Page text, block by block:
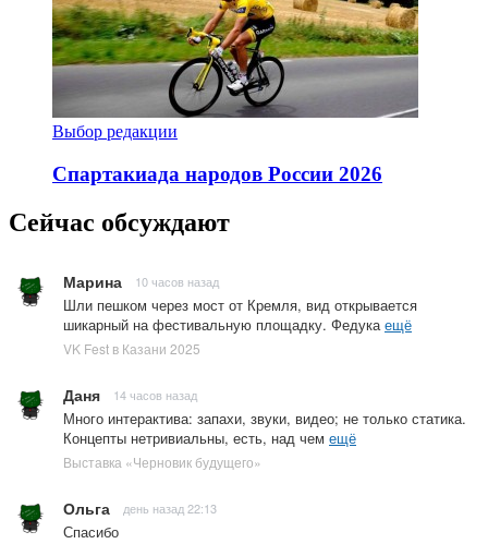
Выбор редакции
Спартакиада народов России 2026
Сейчас обсуждают
Марина 10 часов назад
Шли пешком через мост от Кремля, вид открывается
шикарный на фестивальную площадку. Федукаещё
VK Fest в Казани 2025
Даня 14 часов назад
Много интерактива: запахи, звуки, видео; не только статика.
Концепты нетривиальны, есть, над чем ещё
Выставка «Черновик будущего»
Ольга день назад 22:13
Спасибо